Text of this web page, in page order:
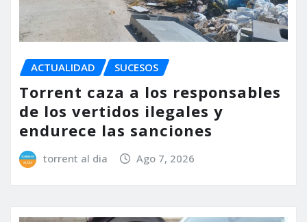
ACTUALIDAD SUCESOS
Torrent caza a los responsables
de los vertidos ilegales y
endurece las sanciones
torrent al dia Ago 7, 2026